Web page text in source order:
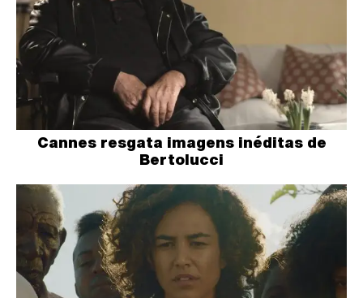
Cannes resgata imagens inéditas de
Bertolucci